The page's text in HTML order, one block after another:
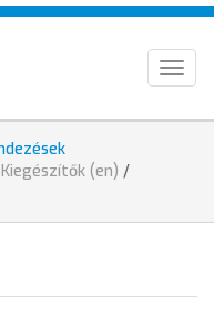
Kiegészítők (en) /